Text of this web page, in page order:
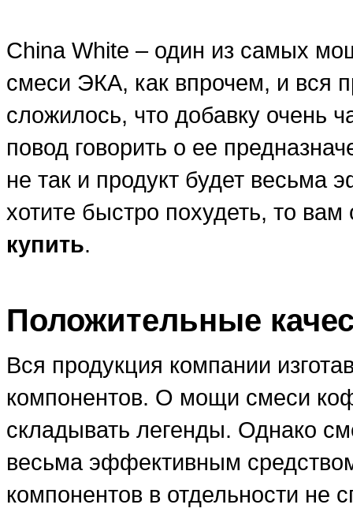
China White – один из самых
смеси ЭКА, как впрочем, и вся
сложилось, что добавку очень
повод говорить о ее
не так и продукт будет
хотите быстро похудеть, то
купить.
Положительные
Вся продукция компании
компонентов. О мощи смеси
складывать легенды. Однако
весьма эффективным
компонентов в отдельности не